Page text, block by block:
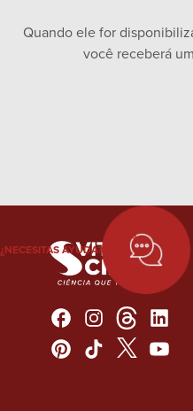
Quando ele for
você receberá
¿NECESITAS AYUDA?